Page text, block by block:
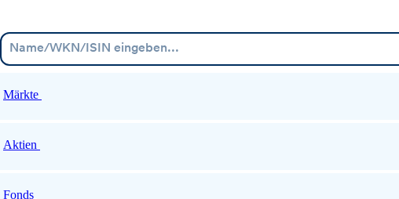
Märkte
Aktien
Fonds